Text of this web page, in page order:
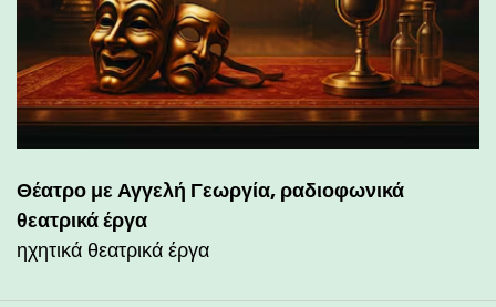
Θέατρο με Αγγελή Γεωργία, ραδιοφωνικά
θεατρικά έργα
ηχητικά θεατρικά έργα